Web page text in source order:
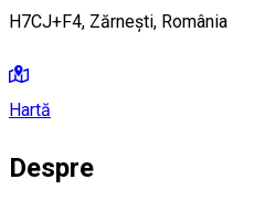
H7CJ+F4, Zărnești, România
Hartă
Despre